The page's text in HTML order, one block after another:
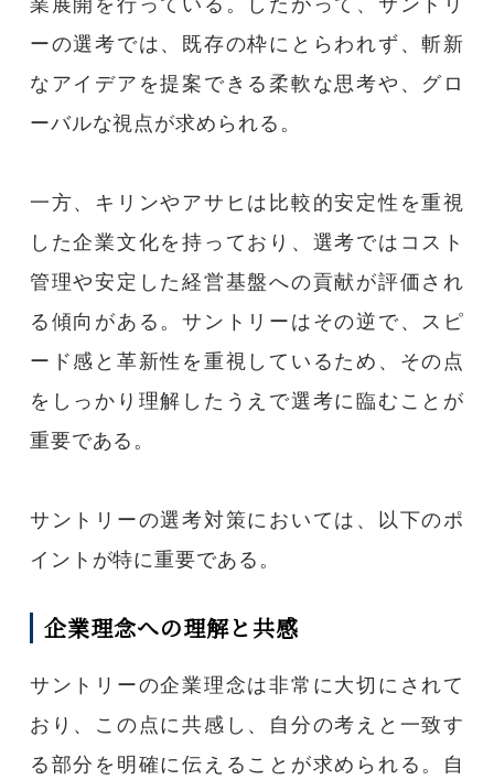
ーの選考では、既存の枠にとらわれず、斬新
なアイデアを提案できる柔軟な思考や、グロ
ーバルな視点が求められる。
一方、キリンやアサヒは比較的安定性を重視
した企業文化を持っており、選考ではコスト
管理や安定した経営基盤への貢献が評価され
る傾向がある。サントリーはその逆で、スピ
ード感と革新性を重視しているため、その点
をしっかり理解したうえで選考に臨むことが
重要である。
サントリーの選考対策においては、以下のポ
イントが特に重要である。
企業理念への理解と共感
サントリーの企業理念は非常に大切にされて
おり、この点に共感し、自分の考えと一致す
る部分を明確に伝えることが求められる。自